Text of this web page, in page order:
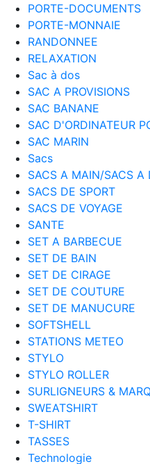
PORTE-DOCUMENTS
PORTE-MONNAIE
RANDONNEE
RELAXATION
Sac à dos
SAC A PROVISIONS
SAC BANANE
SAC D'ORDINATEUR
SAC MARIN
Sacs
SACS A MAIN/SACS A
SACS DE SPORT
SACS DE VOYAGE
SANTE
SET A BARBECUE
SET DE BAIN
SET DE CIRAGE
SET DE COUTURE
SET DE MANUCURE
SOFTSHELL
STATIONS METEO
STYLO
STYLO ROLLER
SURLIGNEURS &
SWEATSHIRT
T-SHIRT
TASSES
Technologie